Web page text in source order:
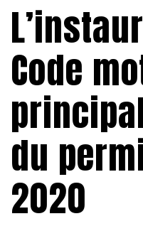
Code
du
2020